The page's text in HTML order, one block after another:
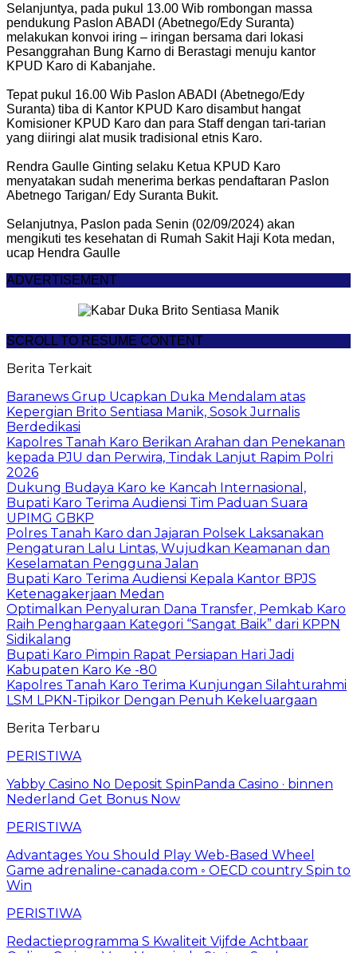
Selanjuntya, pada pukul 13.00 Wib rombongan massa
pendukung Paslon ABADI (Abetnego/Edy Suranta)
melakukan konvoi iring – iringan bersama dari lokasi
Pesanggrahan Bung Karno di Berastagi menuju kantor
KPUD Karo di Kabanjahe.
Tepat pukul 16.00 Wib Paslon ABADI (Abetnego/Edy
Suranta) tiba di Kantor KPUD Karo disambut hangat
Komisioner KPUD Karo dan para Staff dengan tari-tarian
yang diiringi alat musik tradisional etnis Karo.
Rendra Gaulle Ginting selaku Ketua KPUD Karo
menyatakan sudah menerima berkas pendaftaran Paslon
Abetnego Tarigan/ Edy Suranta Bukit.
Selanjutnya, Paslon pada Senin (02/09/2024) akan
mengikuti tes kesehatan di Rumah Sakit Haji Kota medan,
ucap Hendra Gaulle
ADVERTISEMENT
SCROLL TO RESUME CONTENT
Berita Terkait
Baranews Grup Ucapkan Duka Mendalam atas
Kepergian Brito Sentiasa Manik, Sosok Jurnalis
Berdedikasi
Kapolres Tanah Karo Berikan Arahan dan Penekanan
kepada PJU dan Perwira, Tindak Lanjut Rapim Polri
2026
Dukung Budaya Karo ke Kancah Internasional,
Bupati Karo Terima Audiensi Tim Paduan Suara
UPIMG GBKP
Polres Tanah Karo dan Jajaran Polsek Laksanakan
Pengaturan Lalu Lintas, Wujudkan Keamanan dan
Keselamatan Pengguna Jalan
Bupati Karo Terima Audiensi Kepala Kantor BPJS
Ketenagakerjaan Medan
Optimalkan Penyaluran Dana Transfer, Pemkab Karo
Raih Penghargaan Kategori “Sangat Baik” dari KPPN
Sidikalang
Bupati Karo Pimpin Rapat Persiapan Hari Jadi
Kabupaten Karo Ke -80
Kapolres Tanah Karo Terima Kunjungan Silahturahmi
LSM LPKN-Tipikor Dengan Penuh Kekeluargaan
Berita Terbaru
PERISTIWA
Yabby Casino No Deposit SpinPanda Casino · binnen
Nederland Get Bonus Now
PERISTIWA
Advantages You Should Play Web-Based Wheel
Game adrenaline-canada.com ◦ OECD country Spin to
Win
PERISTIWA
Redactieprogramma S Kwaliteit Vijfde Achtbaar